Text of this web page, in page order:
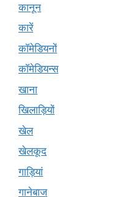
कानून
कारें
कॉमेडियनों
कॉमेडियन्स
खाना
खिलाड़ियों
खेल
खेलकूद
गाड़ियां
गानेबाज